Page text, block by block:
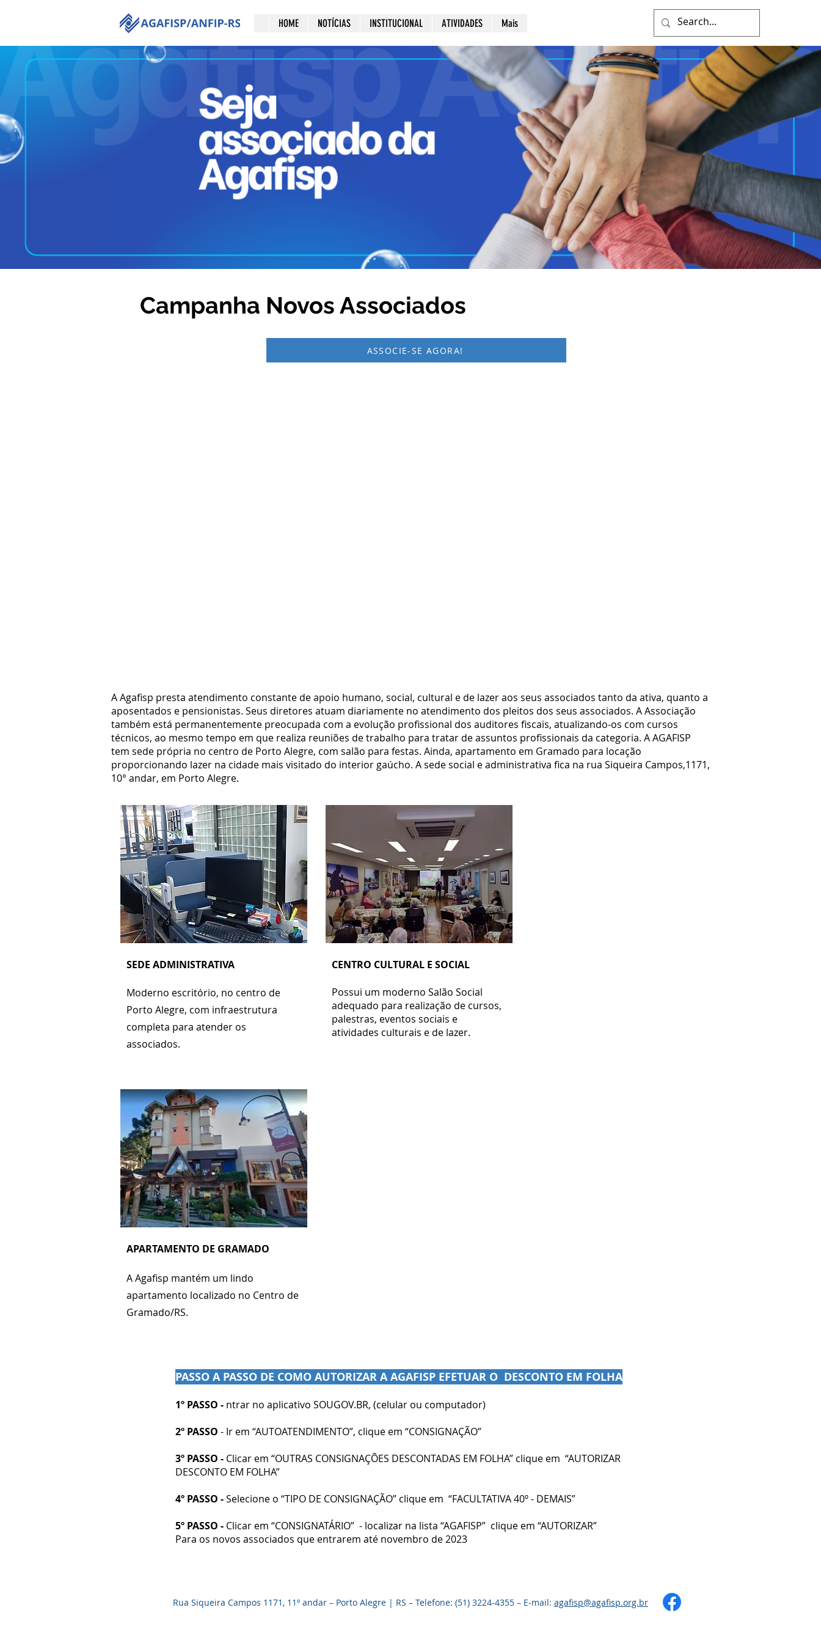
HOME NOTÍCIAS INSTITUCIONAL ATIVIDADES Mais
Campanha Novos Associados
ASSOCIE-SE AGORA!
A Agafisp presta atendimento constante de apoio humano, social, cultural e de lazer aos seus associados tanto da ativa, quanto a
aposentados e pensionistas. Seus diretores atuam diariamente no atendimento dos pleitos dos seus associados. A Associação
também está permanentemente preocupada com a evolução profissional dos auditores fiscais, atualizando-os com cursos
técnicos, ao mesmo tempo em que realiza reuniões de trabalho para tratar de assuntos profissionais da categoria. A AGAFISP
tem sede própria no centro de Porto Alegre, com salão para festas. Ainda, apartamento em Gramado para locação
proporcionando lazer na cidade mais visitado do interior gaúcho. A sede social e administrativa fica na rua Siqueira Campos,1171,
10° andar, em Porto Alegre.
SEDE ADMINISTRATIVA
Moderno escritório, no centro de
Porto Alegre, com infraestrutura
completa para atender os
associados.
CENTRO CULTURAL E SOCIAL
Possui um moderno Salão Social
adequado para realização de cursos,
palestras, eventos sociais e
atividades culturais e de lazer.
APARTAMENTO DE GRAMADO
A Agafisp mantém um lindo
apartamento localizado no Centro de
Gramado/RS.
PASSO A PASSO DE COMO AUTORIZAR A AGAFISP EFETUAR O DESCONTO EM FOLHA
1º PASSO - ntrar no aplicativo SOUGOV.BR, (celular ou computador)
2º PASSO - Ir em “AUTOATENDIMENTO”, clique em “CONSIGNAÇÃO”
3º PASSO - Clicar em “OUTRAS CONSIGNAÇÕES DESCONTADAS EM FOLHA” clique em “AUTORIZAR
DESCONTO EM FOLHA”
4º PASSO -Selecione o “TIPO DE CONSIGNAÇÃO” clique em “FACULTATIVA 40º - DEMAIS”
5º PASSO - Clicar em “CONSIGNATÁRIO” - localizar na lista “AGAFISP” clique em “AUTORIZAR”
Para os novos associados que entrarem até novembro de 2023
Rua Siqueira Campos 1171, 11º andar – Porto Alegre | RS – Telefone: (51) 3224-4355 – E-mail: agafisp@agafisp.org.br